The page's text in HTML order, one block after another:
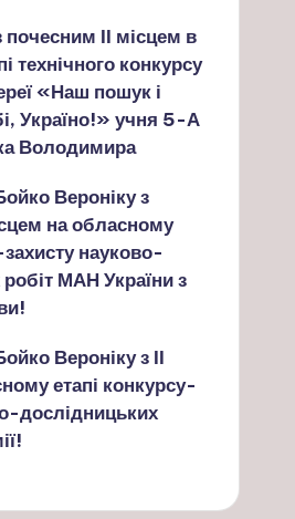
ІІ місцем в
технічного конкурсу
«Наш пошук і
Україно!» учня 5-А
Володимира
Вероніку з
на обласному
науково-
МАН України з
Вероніку з ІІ
етапі конкурсу-
дослідницьких